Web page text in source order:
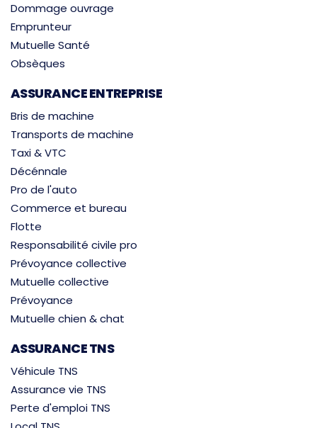
Dommage ouvrage
Emprunteur
Mutuelle Santé
Obsèques
ASSURANCE ENTREPRISE
Bris de machine
Transports de machine
Taxi & VTC
Décénnale
Pro de l'auto
Commerce et bureau
Flotte
Responsabilité civile pro
Prévoyance collective
Mutuelle collective
Prévoyance
Mutuelle chien & chat
ASSURANCE TNS
Véhicule TNS
Assurance vie TNS
Perte d'emploi TNS